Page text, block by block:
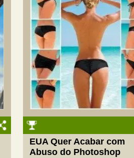
EUA Quer Acabar com
Abuso do Photoshop